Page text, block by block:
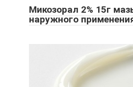
Микозорал 2% 15г
наружного